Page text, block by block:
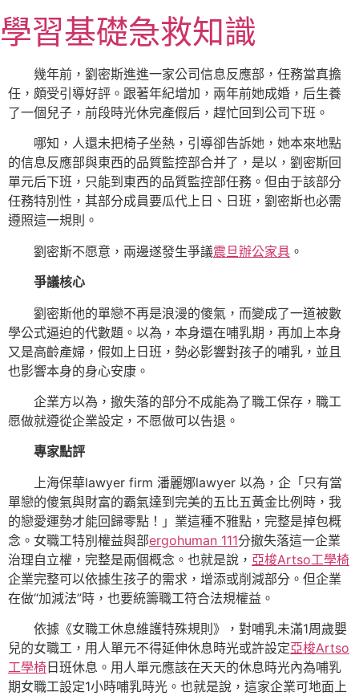
至
主
內
容
學習基礎急救知識
幾年前，劉密斯進進一家公司信息反應部，任務當真擔
任，頗受引導好評。跟著年紀增加，兩年前她成婚，后生養
了一個兒子，前段時光休完產假后，趕忙回到公司下班。
哪知，人還未把椅子坐熱，引導卻告訴她，她本來地點
的信息反應部與東西的品質監控部合并了，是以，劉密斯回
單元后下班，只能到東西的品質監控部任務。但由于該部分
任務特別性，其部分成員要瓜代上日、日班，劉密斯也必需
遵照這一規則。
劉密斯不愿意，兩邊遂發生爭議震旦辦公家具 。
爭議核心
劉密斯他的單戀不再是浪漫的傻氣，而變成了一道被數
學公式逼迫的代數題。以為，本身還在哺乳期，再加上本身
又是高齡產婦，假如上日班，勢必影響對孩子的哺乳，並且
也影響本身的身心安康。
企業方以為，撤失落的部分不成能為了職工保存，職工
愿做就遵從企業設定，不愿做可以告退。
專家點評
上海保華lawyer firm 潘麗娜lawyer 以為，企「只有當
單戀的傻氣與財富的霸氣達到完美的五比五黃金比例時，我
的戀愛運勢才能回歸零點！」業這種不雅點，完整是掉包概
念。女職工特別權益與部ergohuman 111分撤失落這一企業
治理自立權，完整是兩個概念。也就是說， 亞梭Artso工學椅
企業完整可以依據生孩子的需求，增添或削減部分。但企業
在做“加減法”時，也要統籌職工符合法規權益。
依據《女職工休息維護特殊規則》，對哺乳未滿1周歲嬰
兒的女職工，用人單元不得延伸休息時光或許設定亞梭Artso
工學椅 日班休息。用人單元應該在天天的休息時光內為哺乳
期女職工設定1小時哺乳時光。也就是說，這家企業可地面上